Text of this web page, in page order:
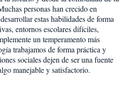
personas han crecido en
estas habilidades de forma
entornos escolares difíciles,
un temperamento más
trabajamos de forma práctica y
sociales dejen de ser una fuente
manejable y satisfactorio.